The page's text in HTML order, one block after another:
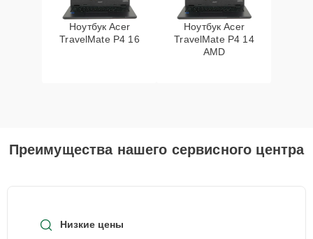
Ноутбук Acer
TravelMate P4 16
Ноутбук Acer
TravelMate P4 14
AMD
Преимущества нашего сервисного центра
Низкие цены